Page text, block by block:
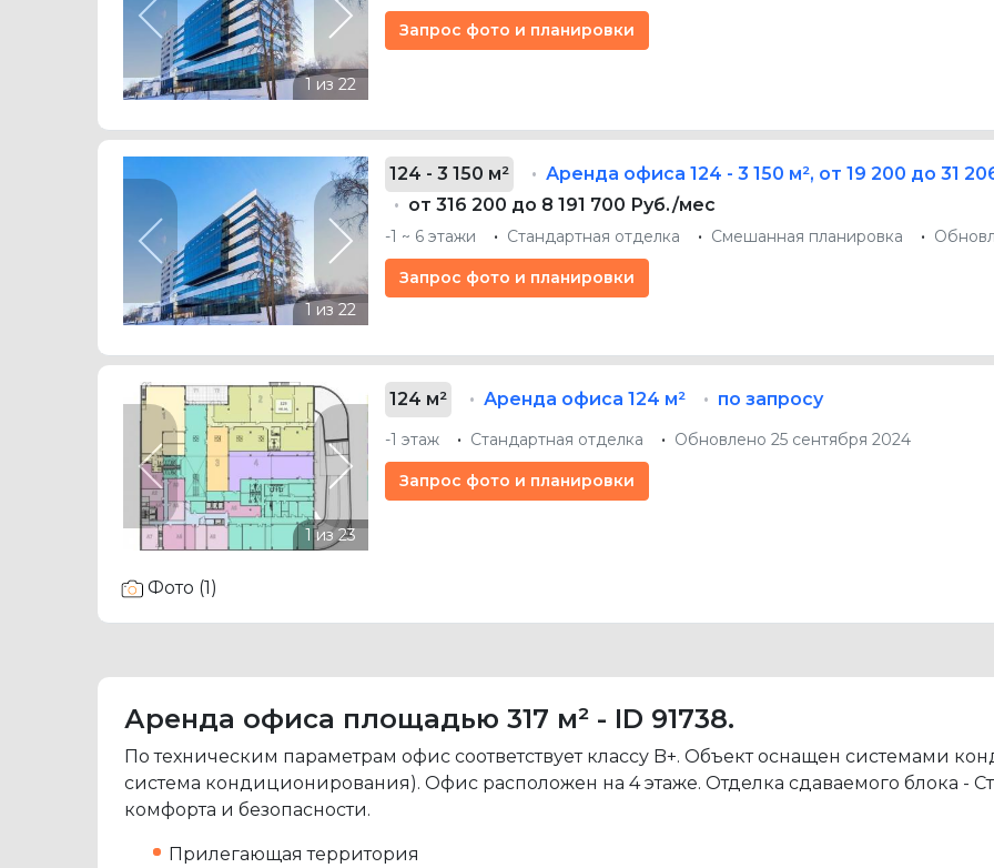
Previous Next Запрос фото и планировки
Previous Next
124 - 3 150 м² Аренда офиса124 - 3 150 м², от 19 200 до 31
от 316 200 до 8 191 700 Руб./мес
-1 ~ 6 этажи Стандартная отделка Смешанная планировка
Запрос фото и планировки
Previous Next
124 м² Аренда офиса124 м² по запросу
-1 этаж Стандартная отделка Обновлено 25 сентября 2024
Запрос фото и планировки
Фото (1)
Аренда офиса площадью 317 м² - ID 91738.
По техническим параметрам офис соответствует классу B+. Объект оснащен системами
система кондиционирования). Офис расположен на 4 этаже. Отделка сдаваемого блока -
комфорта и безопасности.
Прилегающая территория